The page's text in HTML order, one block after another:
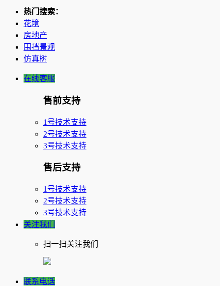
热门搜索：
花境
房地产
围挡景观
仿真树
在线客服
售前支持
1号技术支持
2号技术支持
3号技术支持
售后支持
1号技术支持
2号技术支持
3号技术支持
关注我们
扫一扫关注我们
联系电话